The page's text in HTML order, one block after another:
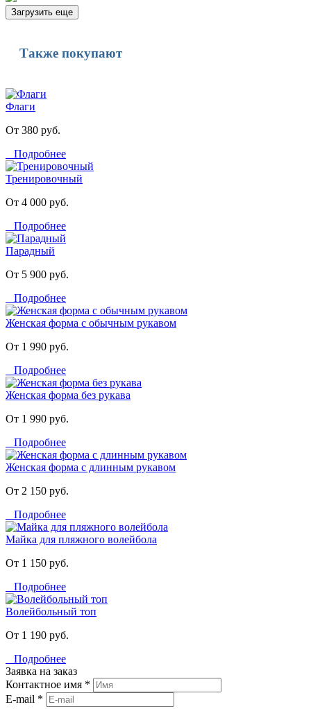
Загрузить еще
Также покупают
Флаги
От 380 руб.
Подробнее
Тренировочный
От 4 000 руб.
Подробнее
Парадный
От 5 900 руб.
Подробнее
Женская форма с обычным рукавом
От 1 990 руб.
Подробнее
Женская форма без рукава
От 1 990 руб.
Подробнее
Женская форма с длинным рукавом
От 2 150 руб.
Подробнее
Майка для пляжного волейбола
От 1 150 руб.
Подробнее
Волейбольный топ
От 1 190 руб.
Подробнее
Заявка на заказ
Контактное имя *
E-mail *